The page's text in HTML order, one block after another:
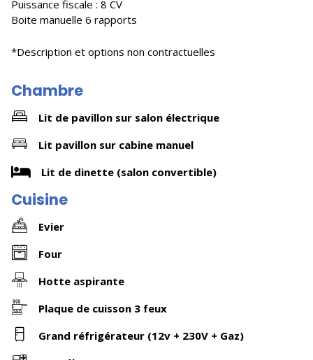
Puissance fiscale : 8 CV
Boite manuelle 6 rapports
*Description et options non contractuelles
Chambre
Lit de pavillon sur salon électrique
Lit pavillon sur cabine manuel
Lit de dinette (salon convertible)
Cuisine
Evier
Four
Hotte aspirante
Plaque de cuisson 3 feux
Grand réfrigérateur (12v + 230V + Gaz)